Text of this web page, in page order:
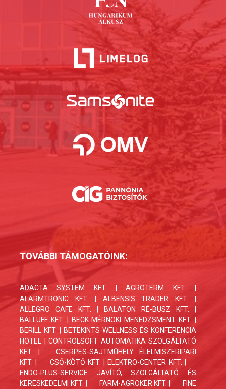
TOVÁBBI TÁMOGATÓINK:
ADACTA SYSTEM KFT. | AGROTERM KFT. |
ALARMTRONIC KFT. | ALBENSIS TRADER KFT. |
ALLEGRO CAFE KFT. | BALATON RÉ-BUSZ KFT. |
BALLUFF KFT. | BECK MÉRNÖKI MENEDZSMENT KFT. |
BERILL KFT. | BETEKINTS WELLNESS ÉS KONFERENCIA
HOTEL | CONTROLSOFT AUTOMATIKA SZOLGÁLTATÓ
KFT. |
CSERPES-SAJTMŰHELY ÉLELMISZERIPARI
KFT.
CSŐ-KÖTŐ KFT. | ELEKTRO-CENTER KFT. |
ENDO-PLUS-SERVICE JAVÍTÓ, SZOLGÁLTATÓ ÉS
KERESKEDELMI KFT.
FARM-AGROKER KFT. |
FINE